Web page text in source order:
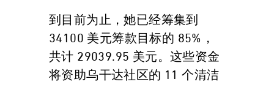
到目前为止，她已经筹集到
34100 美元筹款目标的 85%，
共计 29039.95 美元。这些资金
将资助乌干达社区的 11 个清洁